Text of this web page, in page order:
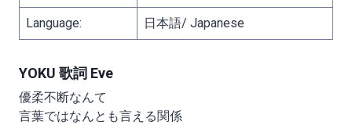
Language: 日本語/ Japanese
YOKU 歌詞 Eve
優柔不断なんて
言葉ではなんとも言える関係